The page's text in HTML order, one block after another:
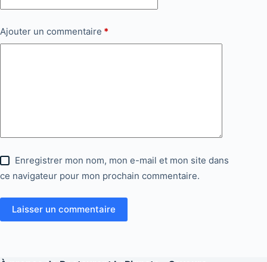
Ajouter un commentaire *
Enregistrer mon nom, mon e-mail et mon site dans
ce navigateur pour mon prochain commentaire.
Laisser un commentaire